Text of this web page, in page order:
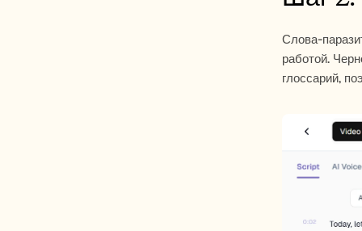
Слова-
работой.
глоссарий,